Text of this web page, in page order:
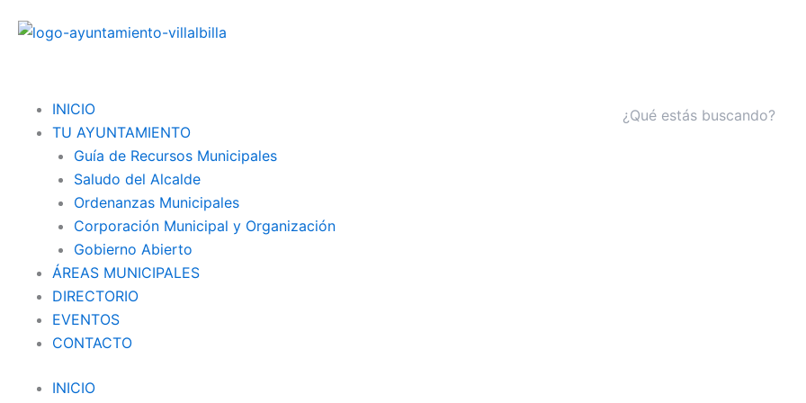
INICIO
TU AYUNTAMIENTO
Guía de Recursos Municipales
Saludo del Alcalde
Ordenanzas Municipales
Corporación Municipal y Organización
Gobierno Abierto
ÁREAS MUNICIPALES
DIRECTORIO
EVENTOS
CONTACTO
Menu
INICIO